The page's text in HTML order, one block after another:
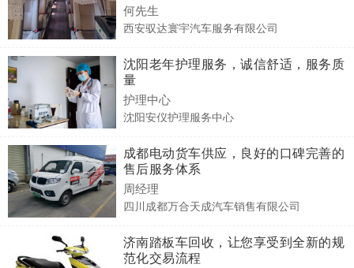
何先生
西安驭达寰宇汽车服务有限公司
沈阳老年护理服务，诚信舒适，服务质
量
护理中心
沈阳安仪护理服务中心
成都电动货车供应，良好的口碑完善的
售后服务体系
周经理
四川成都万合天成汽车销售有限公司
济南踏板车回收，让您享受到全新的规
范化交易流程